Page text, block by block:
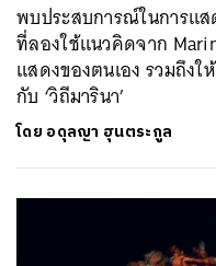
พบประสบการณ์ในการแ
ที่ลองใช้แนวคิดจาก
แสดงของตนเอง รวมถึงใ
กับ ‘วิถีมารินา’
โดย อดุลญา ฮุนตระกูล